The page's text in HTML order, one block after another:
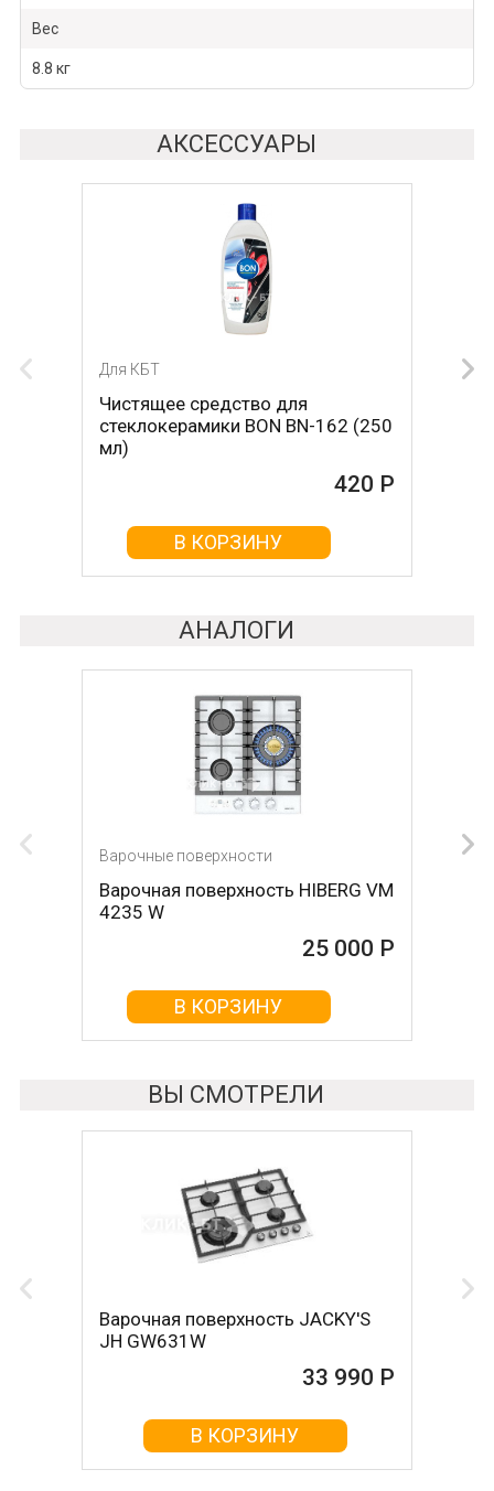
Вес
8.8 кг
АКСЕССУАРЫ
Для КБТ
Чистящее средство для
стеклокерамики BON BN-162 (250
мл)
420 Р
В КОРЗИНУ
Для КБТ
Скребок для ухода за
стеклокерамикой BON BN-603
В КОРЗИНУ
АНАЛОГИ
Варочные поверхности
Варочная поверхность HIBERG VM
4235 W
25 000 Р
В КОРЗИНУ
Варочные поверхности
Варочная поверхность
KUPPERSBERG fa63if01
25 000 Р
В КОРЗИНУ
ВЫ СМОТРЕЛИ
Варочная поверхность JACKY'S
JH GW631W
33 990 Р
В КОРЗИНУ